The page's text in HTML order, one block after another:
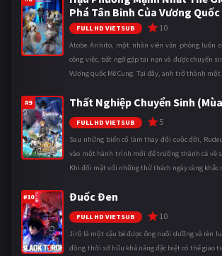
Phá Tân Binh Của Vương
FULL HD VIETSUB 10
Atobe Arihito, một nhân viên văn phòng luôn
công việc, bất ngờ gặp tai nạn và được chuyển
Vương quốc Mê Cung. Tại đây, anh trở thành
#9 Thất Nghiệp Chuyển Sinh
FULL HD VIETSUB 5
Sau những biến cố làm thay đổi cuộc đời,
vào một hành trình mới để trưởng thành cả về
Khi đối mặt với những thử thách ngày càng khắc
#10 Đuốc Đen
FULL HD VIETSUB 10
Jirô là một cậu bé được ông nuôi dưỡng và rèn
đồng thời sở hữu khả năng đặc biệt có thể giao